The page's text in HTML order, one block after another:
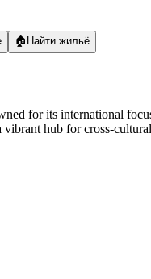
🏠 Найти жильё
for its international
hub for cross-